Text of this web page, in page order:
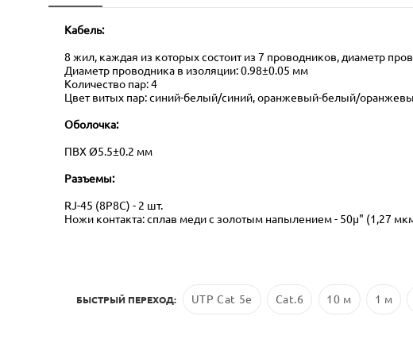
Кабель:
8 жил, каждая из которых состоит из 7 проводников, диаметр
Диаметр проводника в изоляции: 0.98±0.05 мм
Количество пар: 4
Цвет витых пар: синий-белый/синий, оранжевый-белый/
Оболочка:
ПВХ Ø5.5±0.2 мм
Разъемы:
RJ-45 (8P8C) - 2 шт.
Ножи контакта: сплав меди с золотым напылением - 50µ" (1,27
БЫСТРЫЙ ПЕРЕХОД: UTP Cat 5e Cat.6 10 м 1 м